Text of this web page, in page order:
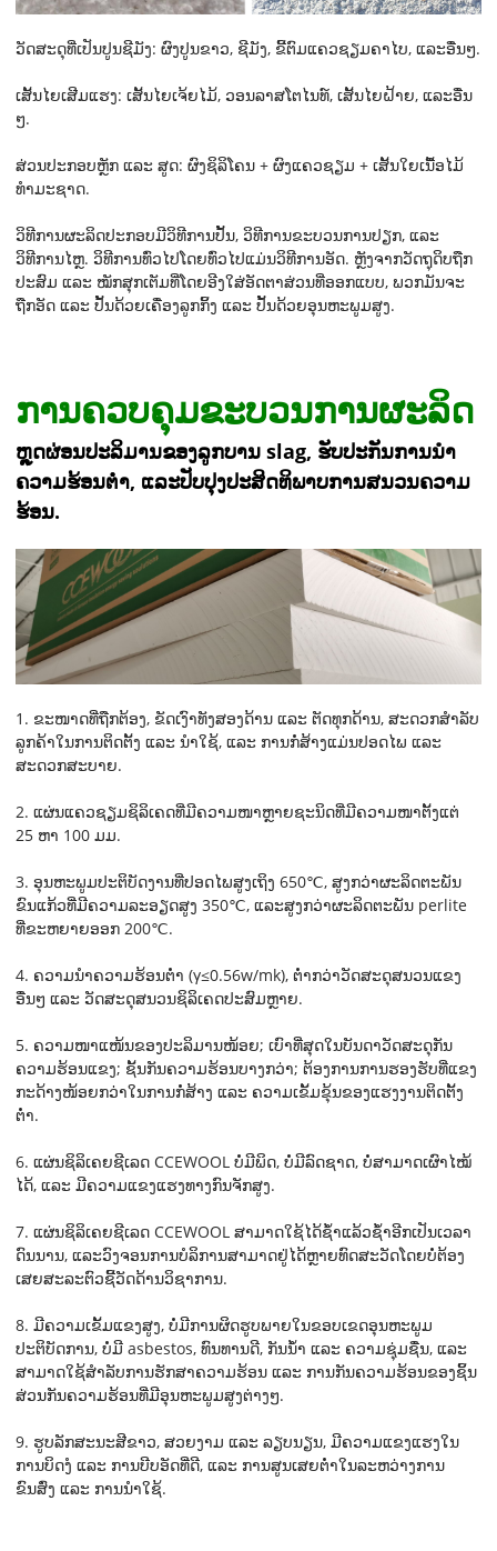
ວັດສະດຸທີ່ເປັນປູນຊີມັງ: ຜົງປູນຂາວ, ຊີມັງ, ຂີ້ຕົມແຄວຊຽມຄາໄບ, ແລະອື່ນໆ.
ເສັ້ນໄຍເສີມແຮງ: ເສັ້ນໄຍເຈ້ຍໄມ້, ວອນລາສໂຕໄນທ໌, ເສັ້ນໄຍຝ້າຍ, ແລະອື່ນ
ໆ.
ສ່ວນປະກອບຫຼັກ ແລະ ສູດ: ຜົງຊິລິໂຄນ + ຜົງແຄວຊຽມ + ເສັ້ນໃຍເນື້ອໄມ້
ທຳມະຊາດ.
ວິທີການຜະລິດປະກອບມີວິທີການປັ້ນ, ວິທີການຂະບວນການປຽກ, ແລະ
ວິທີການໄຫຼ. ວິທີການທົ່ວໄປໂດຍທົ່ວໄປແມ່ນວິທີການອັດ. ຫຼັງຈາກວັດຖຸດິບຖືກ
ປະສົມ ແລະ ໝັກສຸກເຕັມທີ່ໂດຍອີງໃສ່ອັດຕາສ່ວນທີ່ອອກແບບ, ພວກມັນຈະ
ຖືກອັດ ແລະ ປັ້ນດ້ວຍເຄື່ອງລູກກິ້ງ ແລະ ປັ້ນດ້ວຍອຸນຫະພູມສູງ.
ການຄວບຄຸມຂະບວນການຜະລິດ
ຫຼຸດຜ່ອນປະລິມານຂອງລູກບານ slag, ຮັບປະກັນການນຳ
ຄວາມຮ້ອນຕໍ່າ, ແລະປັບປຸງປະສິດທິພາບການສນວນຄວາມ
ຮ້ອນ.
1. ຂະໜາດທີ່ຖືກຕ້ອງ, ຂັດເງົາທັງສອງດ້ານ ແລະ ຕັດທຸກດ້ານ, ສະດວກສຳລັບ
ລູກຄ້າໃນການຕິດຕັ້ງ ແລະ ນຳໃຊ້, ແລະ ການກໍ່ສ້າງແມ່ນປອດໄພ ແລະ
ສະດວກສະບາຍ.
2. ແຜ່ນແຄວຊຽມຊິລິເຄດທີ່ມີຄວາມໜາຫຼາຍຊະນິດທີ່ມີຄວາມໜາຕັ້ງແຕ່
25 ຫາ 100 ມມ.
3. ອຸນຫະພູມປະຕິບັດງານທີ່ປອດໄພສູງເຖິງ 650℃, ສູງກວ່າຜະລິດຕະພັນ
ຂົນແກ້ວທີ່ມີຄວາມລະອຽດສູງ 350℃, ແລະສູງກວ່າຜະລິດຕະພັນ perlite
ທີ່ຂະຫຍາຍອອກ 200℃.
4. ຄວາມນຳຄວາມຮ້ອນຕ່ຳ (γ≤0.56w/mk), ຕ່ຳກວ່າວັດສະດຸສນວນແຂງ
ອື່ນໆ ແລະ ວັດສະດຸສນວນຊິລິເຄດປະສົມຫຼາຍ.
5. ຄວາມໜາແໜ້ນຂອງປະລິມານໜ້ອຍ; ເບົາທີ່ສຸດໃນບັນດາວັດສະດຸກັນ
ຄວາມຮ້ອນແຂງ; ຊັ້ນກັນຄວາມຮ້ອນບາງກວ່າ; ຕ້ອງການການຮອງຮັບທີ່ແຂງ
ກະດ້າງໜ້ອຍກວ່າໃນການກໍ່ສ້າງ ແລະ ຄວາມເຂັ້ມຂຸ້ນຂອງແຮງງານຕິດຕັ້ງ
ຕ່ຳ.
6. ແຜ່ນຊິລິເຄຍຊີເລດ CCEWOOL ບໍ່ມີພິດ, ບໍ່ມີລົດຊາດ, ບໍ່ສາມາດເຜົາໄໝ້
ໄດ້, ແລະ ມີຄວາມແຂງແຮງທາງກົນຈັກສູງ.
7. ແຜ່ນຊິລິເຄຍຊີເລດ CCEWOOL ສາມາດໃຊ້ໄດ້ຊ້ຳແລ້ວຊ້ຳອີກເປັນເວລາ
ດົນນານ, ແລະວົງຈອນການບໍລິການສາມາດຢູ່ໄດ້ຫຼາຍທົດສະວັດໂດຍບໍ່ຕ້ອງ
ເສຍສະລະຕົວຊີ້ວັດດ້ານວິຊາການ.
8. ມີຄວາມເຂັ້ມແຂງສູງ, ບໍ່ມີການຜິດຮູບພາຍໃນຂອບເຂດອຸນຫະພູມ
ປະຕິບັດການ, ບໍ່ມີ asbestos, ທົນທານດີ, ກັນນໍ້າ ແລະ ຄວາມຊຸ່ມຊື່ນ, ແລະ
ສາມາດໃຊ້ສໍາລັບການຮັກສາຄວາມຮ້ອນ ແລະ ການກັນຄວາມຮ້ອນຂອງຊິ້ນ
ສ່ວນກັນຄວາມຮ້ອນທີ່ມີອຸນຫະພູມສູງຕ່າງໆ.
9. ຮູບລັກສະນະສີຂາວ, ສວຍງາມ ແລະ ລຽບນຽນ, ມີຄວາມແຂງແຮງໃນ
ການບິດງໍ ແລະ ການບີບອັດທີ່ດີ, ແລະ ການສູນເສຍຕໍ່າໃນລະຫວ່າງການ
ຂົນສົ່ງ ແລະ ການນຳໃຊ້.